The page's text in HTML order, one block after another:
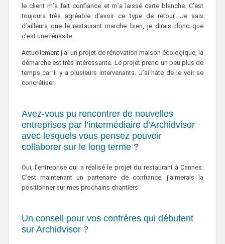
le client m’a fait confiance et m’a laissé carte blanche. C’est
toujours très agréable d’avoir ce type de retour. Je sais
d’ailleurs que le restaurant marche bien, je dirais donc que
c’est une réussite.
Actuellement j’ai un projet de rénovation maison écologique, la
démarche est très intéressante. Le projet prend un peu plus de
temps car il y a plusieurs intervenants. J’ai hâte de le voir se
concrétiser.
Avez-vous pu rencontrer de nouvelles
entreprises par l’intermédiaire d’Archidvisor
avec lesquels vous pensez pouvoir
collaborer sur le long terme ?
Oui, l’entreprise qui a réalisé le projet du restaurant à Cannes.
C’est maintenant un partenaire de confiance, j’aimerais la
positionner sur mes prochains chantiers.
Un conseil pour vos confrères qui débutent
sur Archidvisor ?